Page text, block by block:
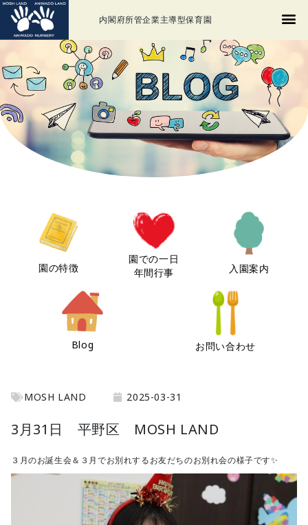
内閣府所管企業主導型保育園
園の特徴
園での一日
年間行事
入園案内
Blog お問い合わせ
MOSH LAND 2025-03-31
3月31日 平野区 MOSH LAND
３月のお誕生会＆３月でお別れするお友だちのお別れ会の様子です✨